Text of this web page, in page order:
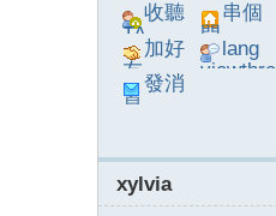
收聽
TA
串個
門
加好
友
lang
viewthre
發消
息
xylvia